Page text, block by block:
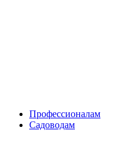
Профессионалам
Садоводам